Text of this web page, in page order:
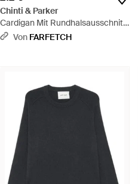
Chinti & Parker
Cardigan Mit Rundhalsausschnitt
- Natur
Von FARFETCH